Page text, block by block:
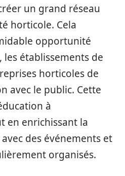
un grand réseau
horticole. Cela
opportunité
établissements de
horticoles de
avec le public. Cette
à
en enrichissant la
des événements et
organisés.